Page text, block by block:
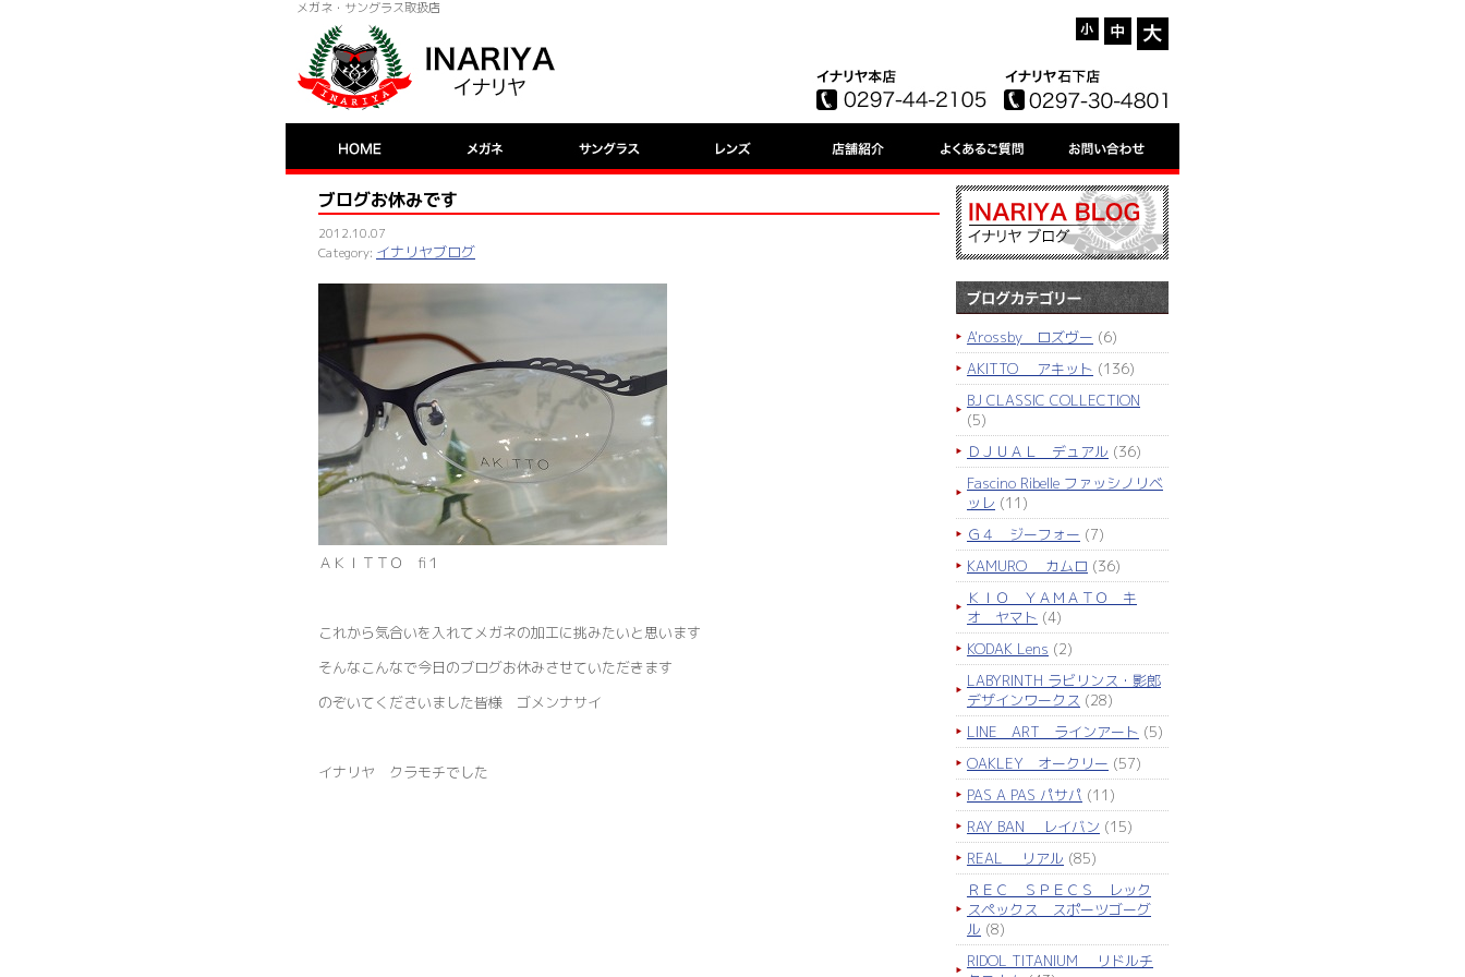
メガネ・サングラス取扱店
ブログお休みです
2012.10.07
イナリヤブログ
ＡＫＩＴＴＯ fi１
これから気合いを入れてメガネの加工に挑みたいと思います
そんなこんなで今日のブログお休みさせていただきます
のぞいてくださいました皆様 ゴメンナサイ
イナリヤ クラモチでした
A'rossby ロズヴー (6)
AKITTO アキット (136)
BJ CLASSIC COLLECTION
(5)
ＤＪＵＡＬ デュアル (36)
Fascino Ribelle ファッシノリベ
ッレ (11)
Ｇ４ ジーフォー (7)
KAMURO カムロ (36)
ＫＩＯ ＹＡＭＡＴＯ キ
オ ヤマト (4)
KODAK Lens (2)
LABYRINTH ラビリンス・影郎
デザインワークス (28)
LINE ART ラインアート (5)
OAKLEY オークリー (57)
PAS A PAS パサパ (11)
RAY BAN レイバン (15)
REAL リアル (85)
ＲＥＣ ＳＰＥＣＳ レック
スペックス スポーツゴーグ
ル (8)
RIDOL TITANIUM リドルチ